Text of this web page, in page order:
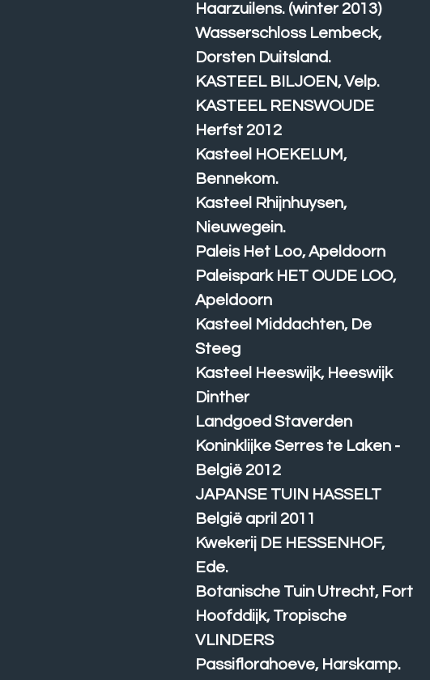
Haarzuilens. (winter 2013)
Wasserschloss Lembeck,
Dorsten Duitsland.
KASTEEL BILJOEN, Velp.
KASTEEL RENSWOUDE
Herfst 2012
Kasteel HOEKELUM,
Bennekom.
Kasteel Rhijnhuysen,
Nieuwegein.
Paleis Het Loo, Apeldoorn
Paleispark HET OUDE LOO,
Apeldoorn
Kasteel Middachten, De
Steeg
Kasteel Heeswijk, Heeswijk
Dinther
Landgoed Staverden
Koninklijke Serres te Laken -
België 2012
JAPANSE TUIN HASSELT
België april 2011
Kwekerij DE HESSENHOF,
Ede.
Botanische Tuin Utrecht, Fort
Hoofddijk, Tropische
VLINDERS
Passiflorahoeve, Harskamp.